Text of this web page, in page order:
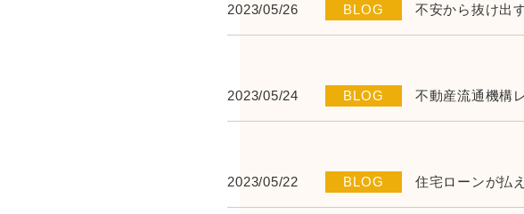
2023/05/26 BLOG 不安から抜け出
2023/05/24 BLOG 不動産流通機構
2023/05/22 BLOG 住宅ローンが払